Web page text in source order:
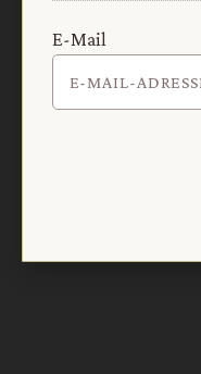
E-Mail